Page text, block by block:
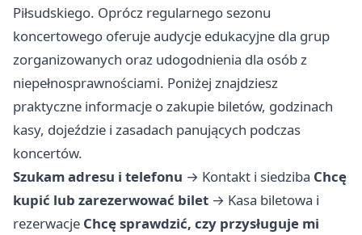
Piłsudskiego. Oprócz regularnego sezonu
koncertowego oferuje audycje edukacyjne dla grup
zorganizowanych oraz udogodnienia dla osób z
niepełnosprawnościami. Poniżej znajdziesz
praktyczne informacje o zakupie biletów, godzinach
kasy, dojeździe i zasadach panujących podczas
koncertów.
Szukam adresu i telefonu → Kontakt i siedziba Chcę
kupić lub zarezerwować bilet → Kasa biletowa i
rezerwacje Chcę sprawdzić, czy przysługuje mi